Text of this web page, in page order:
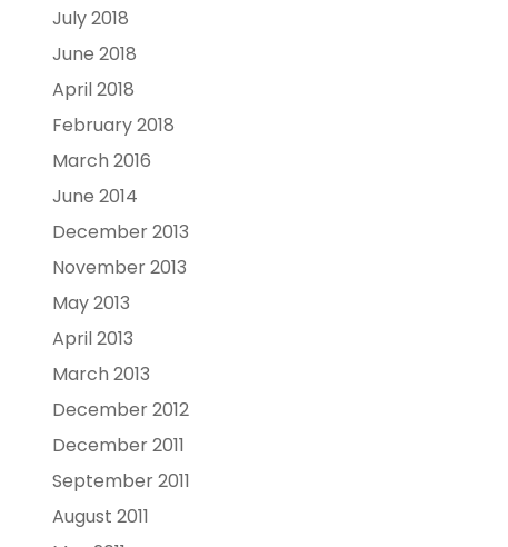
July 2018
June 2018
April 2018
February 2018
March 2016
June 2014
December 2013
November 2013
May 2013
April 2013
March 2013
December 2012
December 2011
September 2011
August 2011